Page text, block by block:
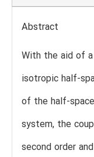
Abstract
With the aid of
isotropic half-
of the half-
system, the
second order